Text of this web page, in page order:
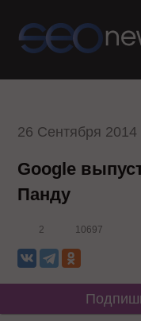
26 Сентября 2014
Google
Панду
2 10697